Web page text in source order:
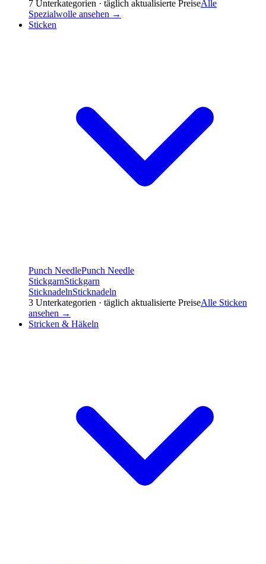
7 Unterkategorien · täglich aktualisierte PreiseAlle
Spezialwolle ansehen →
Sticken
Punch NeedlePunch Needle
StickgarnStickgarn
SticknadelnSticknadeln
3 Unterkategorien · täglich aktualisierte PreiseAlle Sticken
ansehen →
Stricken & Häkeln